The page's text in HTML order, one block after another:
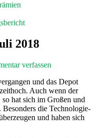
2018
verfassen
und das Depot
Auch wenn der
hat sich im Großen und
Besonders die Technologie-
und haben sich